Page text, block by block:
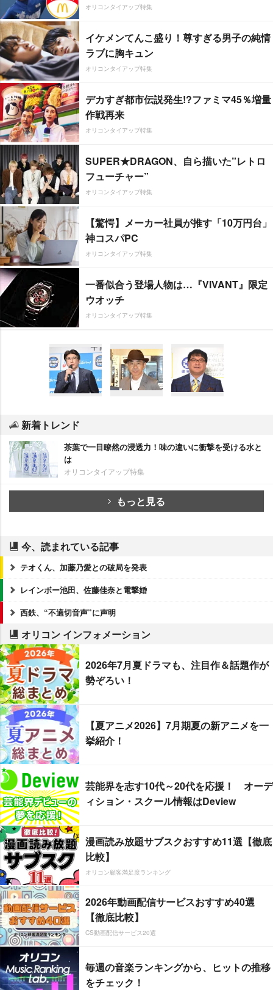
オリコンタイアップ特集
イケメンてんこ盛り！尊すぎる男子の純情
ラブに胸キュン
オリコンタイアップ特集
デカすぎ都市伝説発生!?ファミマ45％増量
作戦再来
オリコンタイアップ特集
SUPER★DRAGON、自ら描いた”レトロ
フューチャー”
オリコンタイアップ特集
【驚愕】メーカー社員が推す「10万円台」
神コスパPC
オリコンタイアップ特集
一番似合う登場人物は…『VIVANT』限定
ウオッチ
オリコンタイアップ特集
新着トレンド
茶葉で一目瞭然の浸透力！味の違いに衝撃を受ける水と
は
オリコンタイアップ特集
もっと見る
今、読まれている記事
テオくん、加藤乃愛との破局を発表
レインボー池田、佐藤佳奈と電撃婚
西鉄、“不適切音声”に声明
オリコン インフォメーション
2026年7月夏ドラマも、注目作＆話題作が
勢ぞろい！
【夏アニメ2026】7月期夏の新アニメを一
挙紹介！
芸能界を志す10代～20代を応援！ オーデ
ィション・スクール情報はDeview
漫画読み放題サブスクおすすめ11選【徹底
比較】
オリコン顧客満足度ランキング
2026年動画配信サービスおすすめ40選
【徹底比較】
CS動画配信サービス20選
毎週の音楽ランキングから、ヒットの推移
をチェック！